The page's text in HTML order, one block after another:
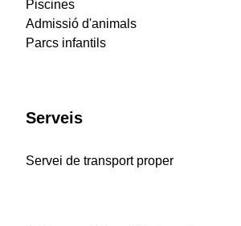
Piscines
Admissió d'animals
Parcs infantils
Serveis
Servei de transport proper